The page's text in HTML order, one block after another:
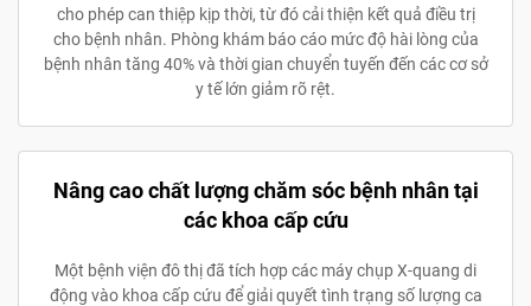
cho phép can thiệp kịp thời, từ đó cải thiện kết quả điều trị
cho bệnh nhân. Phòng khám báo cáo mức độ hài lòng của
bệnh nhân tăng 40% và thời gian chuyển tuyến đến các cơ sở
y tế lớn giảm rõ rệt.
Nâng cao chất lượng chăm sóc bệnh nhân tại
các khoa cấp cứu
Một bệnh viện đô thị đã tích hợp các máy chụp X-quang di
động vào khoa cấp cứu để giải quyết tình trạng số lượng ca